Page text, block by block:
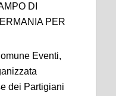
DI
PER
Eventi,
dei Partigiani